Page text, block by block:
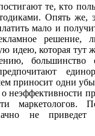
те, кто
Опять же,
мало и
решение,
идею, которая тут
большинство
приносит одни
неэффективности
маркетологов.
не